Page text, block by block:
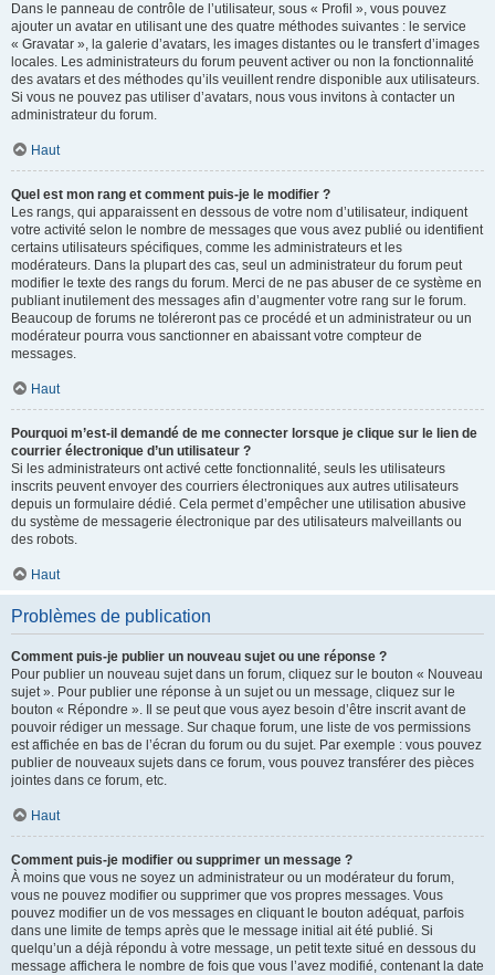
Dans le panneau de contrôle de l’utilisateur, sous « Profil », vous pouvez
ajouter un avatar en utilisant une des quatre méthodes suivantes : le service
« Gravatar », la galerie d’avatars, les images distantes ou le transfert d’images
locales. Les administrateurs du forum peuvent activer ou non la fonctionnalité
des avatars et des méthodes qu’ils veuillent rendre disponible aux utilisateurs.
Si vous ne pouvez pas utiliser d’avatars, nous vous invitons à contacter un
administrateur du forum.
Haut
Quel est mon rang et comment puis-je le modifier ?
Les rangs, qui apparaissent en dessous de votre nom d’utilisateur, indiquent
votre activité selon le nombre de messages que vous avez publié ou identifient
certains utilisateurs spécifiques, comme les administrateurs et les
modérateurs. Dans la plupart des cas, seul un administrateur du forum peut
modifier le texte des rangs du forum. Merci de ne pas abuser de ce système en
publiant inutilement des messages afin d’augmenter votre rang sur le forum.
Beaucoup de forums ne toléreront pas ce procédé et un administrateur ou un
modérateur pourra vous sanctionner en abaissant votre compteur de
messages.
Haut
Pourquoi m’est-il demandé de me connecter lorsque je clique sur le lien de
courrier électronique d’un utilisateur ?
Si les administrateurs ont activé cette fonctionnalité, seuls les utilisateurs
inscrits peuvent envoyer des courriers électroniques aux autres utilisateurs
depuis un formulaire dédié. Cela permet d’empêcher une utilisation abusive
du système de messagerie électronique par des utilisateurs malveillants ou
des robots.
Haut
Problèmes de publication
Comment puis-je publier un nouveau sujet ou une réponse ?
Pour publier un nouveau sujet dans un forum, cliquez sur le bouton « Nouveau
sujet ». Pour publier une réponse à un sujet ou un message, cliquez sur le
bouton « Répondre ». Il se peut que vous ayez besoin d’être inscrit avant de
pouvoir rédiger un message. Sur chaque forum, une liste de vos permissions
est affichée en bas de l’écran du forum ou du sujet. Par exemple : vous pouvez
publier de nouveaux sujets dans ce forum, vous pouvez transférer des pièces
jointes dans ce forum, etc.
Haut
Comment puis-je modifier ou supprimer un message ?
À moins que vous ne soyez un administrateur ou un modérateur du forum,
vous ne pouvez modifier ou supprimer que vos propres messages. Vous
pouvez modifier un de vos messages en cliquant le bouton adéquat, parfois
dans une limite de temps après que le message initial ait été publié. Si
quelqu’un a déjà répondu à votre message, un petit texte situé en dessous du
message affichera le nombre de fois que vous l’avez modifié, contenant la date